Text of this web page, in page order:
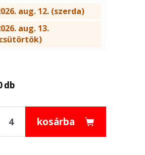
aug. 12. (szerda)
aug. 13.
db
kosárba